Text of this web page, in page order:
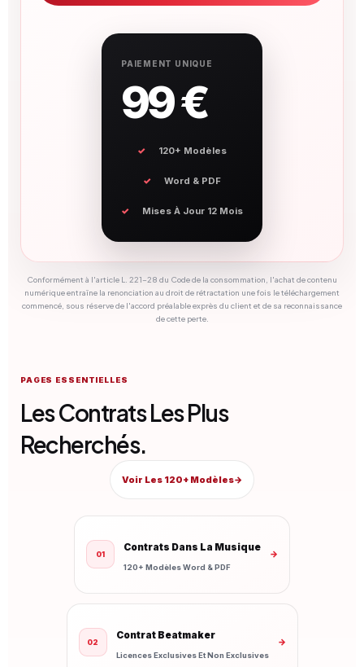
PAIEMENT UNIQUE
99 €
120+ Modèles
Word & PDF
Mises À Jour 12 Mois
Conformément à l'article L. 221-28 du Code de la consommation, l'achat de contenu
numérique entraîne la renonciation au droit de rétractation une fois le téléchargement
commencé, sous réserve de l'accord préalable exprès du client et de sa reconnaissance
de cette perte.
PAGES ESSENTIELLES
Les Contrats Les Plus
Recherchés.
Voir Les 120+ Modèles→
01
Contrats Dans La Musique
120+ Modèles Word & PDF
→
02
Contrat Beatmaker
Licences Exclusives Et Non Exclusives
→